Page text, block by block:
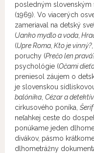
posledným slovenským
(1969). Vo viacerých
zameriaval na detský
(Janko mydlo a voda
(Upre Roma Kto je vinný?,
poruchy (Prečo len
psychológie (Očami
preniesol záujem o
je slovenskou
balónika Cézar a
cirkusového poníka,
neľahkej ceste do
ponúkame jeden
divákov, pásmo
dlhometrážny